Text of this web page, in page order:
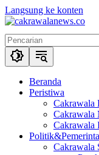
Langsung ke konten
Beranda
Peristiwa
Cakrawala
Cakrawala
Cakrawala
Cakrawala